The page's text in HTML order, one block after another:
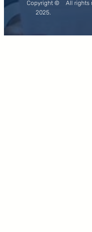
Copyright ©
2025.
All rights